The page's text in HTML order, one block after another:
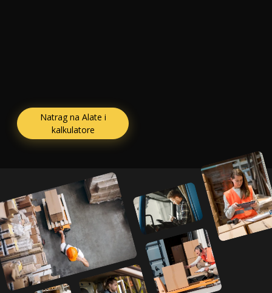
Natrag na Alate i
kalkulatore